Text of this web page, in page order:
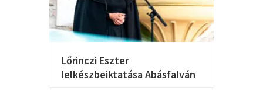
Lőrinczi Eszter
lelkészbeiktatása Abásfalván